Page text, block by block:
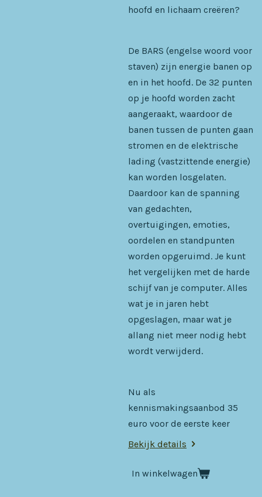
hoofd en lichaam creëren?
De BARS (engelse woord voor
staven) zijn energie banen op
en in het hoofd. De 32 punten
op je hoofd worden zacht
aangeraakt, waardoor de
banen tussen de punten gaan
stromen en de elektrische
lading (vastzittende energie)
kan worden losgelaten.
Daardoor kan de spanning
van gedachten,
overtuigingen, emoties,
oordelen en standpunten
worden opgeruimd. Je kunt
het vergelijken met de harde
schijf van je computer. Alles
wat je in jaren hebt
opgeslagen, maar wat je
allang niet meer nodig hebt
wordt verwijderd.
Nu als
kennismakingsaanbod 35
euro voor de eerste keer
Bekijk details
In winkelwagen